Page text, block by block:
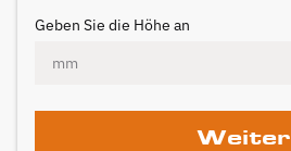
Geben Sie die Höhe an
Weiter